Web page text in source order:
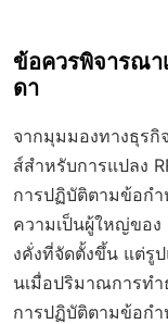
ข้อควรพิจารณา
ดา
จากมุมมองทางธุรกิ
ส์สำหรับการแปลง
การปฏิบัติตามข้อก
ความเป็นผู้ใหญ่ของ
งคั่งที่จัดตั้งขึ้น แต่รู
นเมื่อปริมาณการทำ
การปฏิบัติตามข้อก